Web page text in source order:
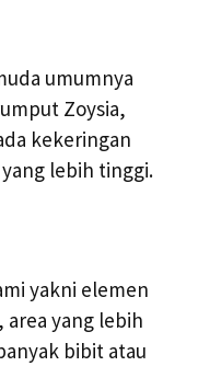
umumnya
Zoysia,
kekeringan
lebih tinggi.
yakni elemen
area yang lebih
bibit atau